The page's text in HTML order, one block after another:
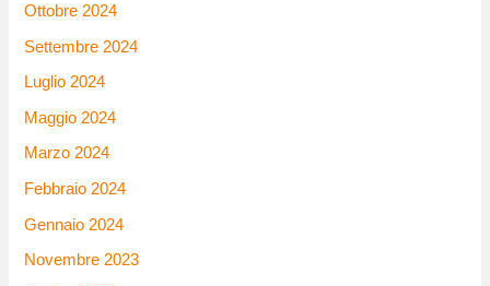
Ottobre 2024
Settembre 2024
Luglio 2024
Maggio 2024
Marzo 2024
Febbraio 2024
Gennaio 2024
Novembre 2023